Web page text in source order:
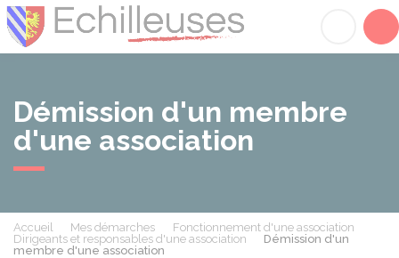
Démission d'un membre
d'une association
Accueil Mes démarches
Fonctionnement d'une association
Dirigeants et responsables d'une association
Démission d'un
membre d'une association